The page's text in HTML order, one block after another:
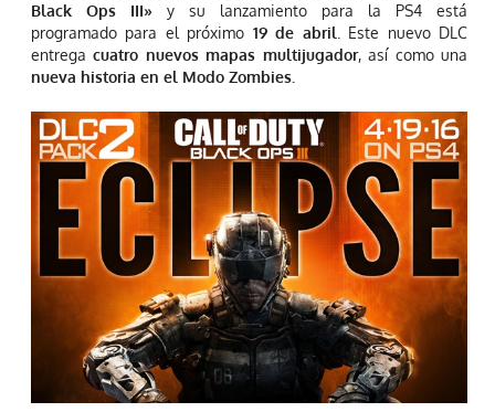
Black Ops III»y su lanzamiento para la PS4 está
programado para el próximo 19 de abril. Este nuevo DLC
entregacuatro nuevos mapas multijugador, así como una
nueva historia en el Modo Zombies.